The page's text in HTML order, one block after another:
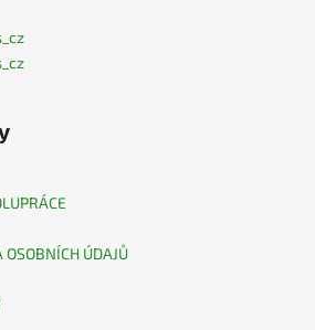
ÚDAJŮ